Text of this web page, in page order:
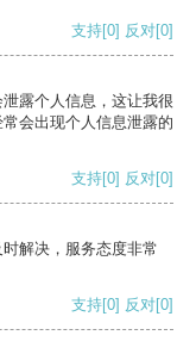
支持[0] 反对[0]
露个人信息，这让我很
会出现个人信息泄露的
支持[0] 反对[0]
解决，服务态度非常
支持[0] 反对[0]